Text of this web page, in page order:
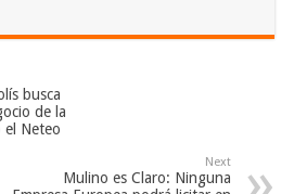
busca
de la
el Neteo
Next
Mulino es Claro: Ninguna